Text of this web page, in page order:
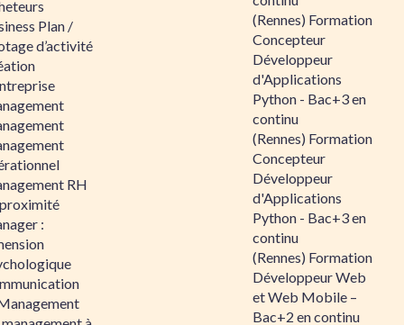
Plan /
d’activité
RH
:
(Rennes) Formation
Concepteur
Développeur
d'Applications
Python - Bac+3 en
continu
(Rennes) Formation
Concepteur
Développeur
d'Applications
Python - Bac+3 en
continu
(Rennes) Formation
Développeur Web
et Web Mobile –
Bac+2 en continu